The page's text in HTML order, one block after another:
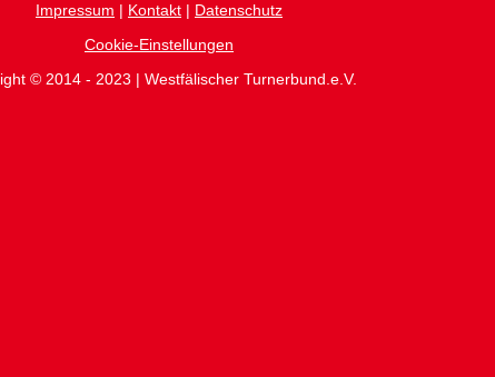
Impressum | Kontakt | Datenschutz
Cookie-Einstellungen
© 2014 - 2023 | Westfälischer Turnerbund.e.V.